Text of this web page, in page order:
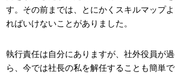
す。その前までは、とにかくスキルマップ
ればいけないことがありました。
執行責任は自分にありますが、社外役員が
ら、今では社長の私を解任することも簡単